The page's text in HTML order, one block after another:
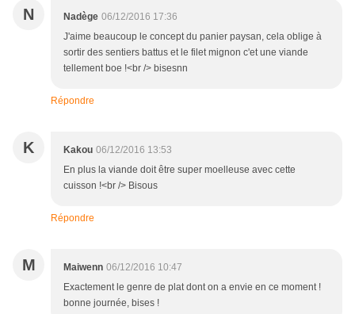
N Nadège 06/12/2016 17:36
J'aime beaucoup le concept du panier paysan, cela oblige à
sortir des sentiers battus et le filet mignon c'et une viande
tellement boe !<br /> bisesnn
Répondre
K Kakou 06/12/2016 13:53
En plus la viande doit être super moelleuse avec cette
cuisson !<br /> Bisous
Répondre
M Maiwenn 06/12/2016 10:47
Exactement le genre de plat dont on a envie en ce moment !
bonne journée, bises !